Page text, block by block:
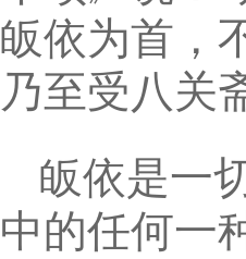
皈依为首，
乃至受八关
皈依是一
中的任何一